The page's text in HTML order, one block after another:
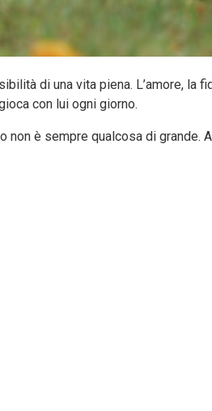
di una vita piena. L’amore,
con lui ogni giorno.
è sempre qualcosa di